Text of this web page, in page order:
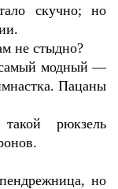
скучно; но
не стыдно?
самый модный —
Пацаны
рюкзель
но